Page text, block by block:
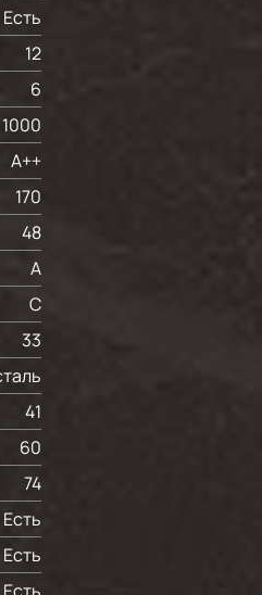
Есть
12
6
1000
A++
170
48
А
С
33
41
60
74
Есть
Есть